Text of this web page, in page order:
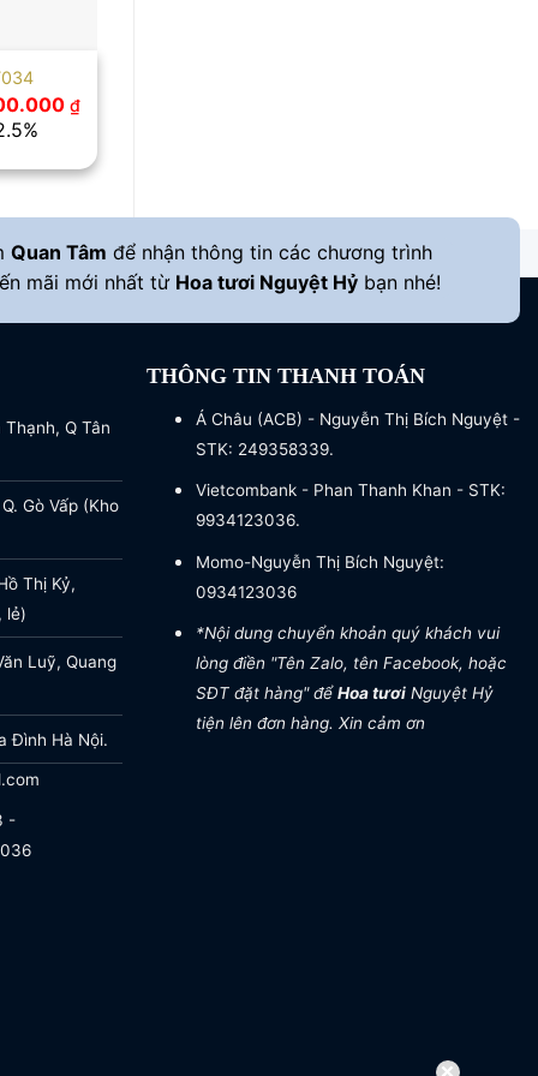
₫Giá
là:
1.400.000 ₫.
Quan Tâm để nhận thông tin các chương trình
mãi mới nhất từ Hoa tươi Nguyệt Hỷ bạn nhé!
Thạnh, Q Tân
Gò Vấp (Kho
Thị Kỷ,
lẻ)
Luỹ, Quang
Đình Hà Nội.
-
THÔNG TIN THANH TOÁN
Á Châu (ACB) - Nguyễn Thị Bích Nguyệt -
STK: 249358339.
Vietcombank - Phan Thanh Khan - STK:
9934123036.
Momo-Nguyễn Thị Bích Nguyệt:
0934123036
*Nội dung chuyển khoản quý khách vui
lòng điền "Tên Zalo, tên Facebook, hoặc
SĐT đặt hàng" đểHoa tươiNguyệt Hỷ
tiện lên đơn hàng. Xin cảm ơn